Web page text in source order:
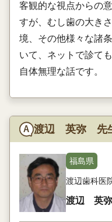
客観的な視点からの
すが、むし歯の大きさ
境、その他様々な諸
いて、ネットで診て
自体無理な話です。
渡辺 英弥 先
福島県
渡辺歯科医
渡辺 英弥